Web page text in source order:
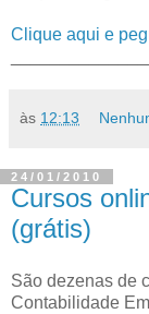
Clique aqui e
às 12:13
24/01/2010
Cursos
(grátis)
São dezenas de
Contabilidade